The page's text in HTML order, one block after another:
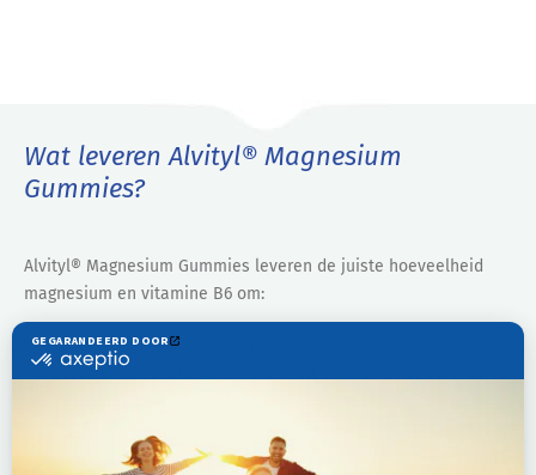
Wat leveren Alvityl® Magnesium
Gummies?
Alvityl® Magnesium Gummies leveren de juiste hoeveelheid
magnesium en vitamine B6 om:
vermoeidheid te helpen verminderen
bij te dragen aan de normale werking van het
Geniet van de heerlijke smaak van Alvityl® Magnesium